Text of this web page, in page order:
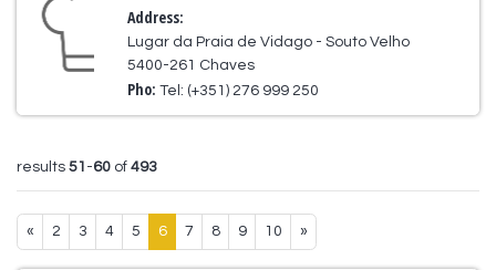
Address:
Lugar da Praia de Vidago - Souto Velho
5400-261 Chaves
Pho:Tel: (+351) 276 999 250
results 51 -60 of 493
« 2 3 4 5 6 7 8 9 10 »